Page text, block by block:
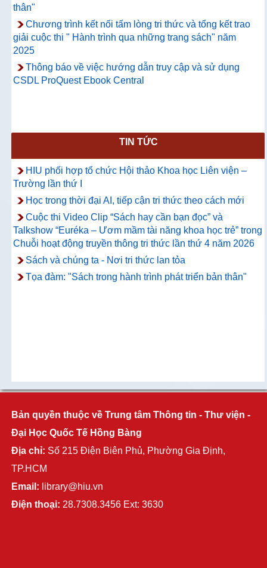
thân"
Chương trình kết nối tấm lòng tri thức và tổng kết trao
giải cuộc thi " Hành trình qua những trang sách" năm
2025
Thông báo về việc hướng dẫn truy cập và sử dụng
CSDL ProQuest Ebook Central
TIN TỨC
HIU phối hợp tổ chức Hội thảo Khoa học Liên viện –
Trường lần thứ I
Học trong thời đại AI, tiếp cận tri thức theo cách mới
Cuộc thi Video Clip “Sách hay cần bạn đọc” và
Talkshow “Euréka – Ươm mầm tài năng khoa học trẻ” trong
Chuỗi hoạt động truyền thông tri thức lần thứ 4 năm 2026
Sách và chúng ta - Nơi tri thức lan tỏa
Tọa đàm: "Sách trong hành trình phát triển bản thân"
Bản quyền thuộc về Trung tâm Thông tin - Thư viện -
Đại Học Quốc Tế Hồng Bàng
Địa chỉ: Số 215 Điện Biên Phủ, Phường Gia Định,
TP.HCM
Email: library@hiu.vn
Điện thoại: 28.7308.3456 Ext: 3630